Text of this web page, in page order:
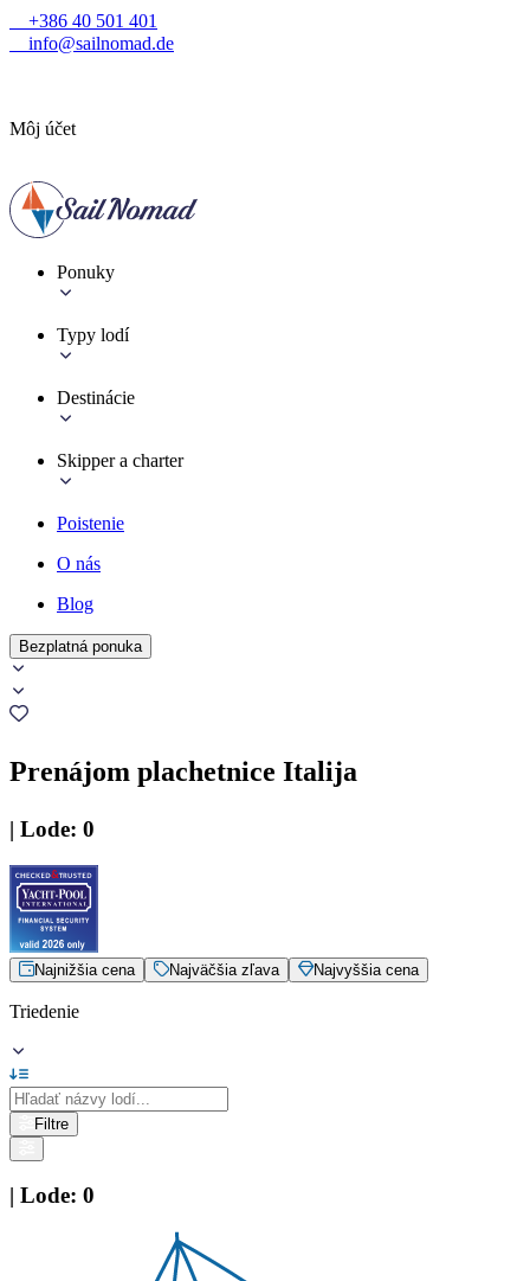
+386 40 501 401
info@sailnomad.de
Môj účet
Ponuky
Typy lodí
Destinácie
Skipper a charter
Poistenie
O nás
Blog
Bezplatná ponuka
Prenájom plachetnice Italija
| Lode: 0
Najnižšia cena Najväčšia zľava Najvyššia cena
Triedenie
Filtre
| Lode: 0